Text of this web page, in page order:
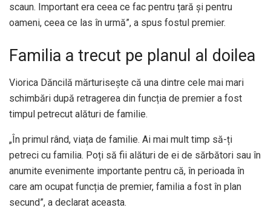
scaun. Important era ceea ce fac pentru țară și pentru
oameni, ceea ce las în urmă”, a spus fostul premier.
Familia a trecut pe planul al doilea
Viorica Dăncilă mărturisește că una dintre cele mai mari
schimbări după retragerea din funcția de premier a fost
timpul petrecut alături de familie.
„În primul rând, viața de familie. Ai mai mult timp să-ți
petreci cu familia. Poți să fii alături de ei de sărbători sau în
anumite evenimente importante pentru că, în perioada în
care am ocupat funcția de premier, familia a fost în plan
secund”, a declarat aceasta.